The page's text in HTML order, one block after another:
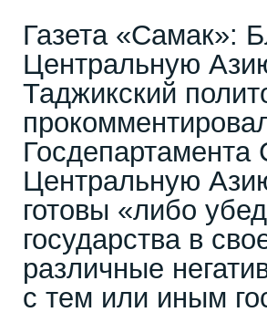
Газета «Самак»:
Центральную
Таджикский
Центральную
готовы «либо
государства в
различные
с тем или иным